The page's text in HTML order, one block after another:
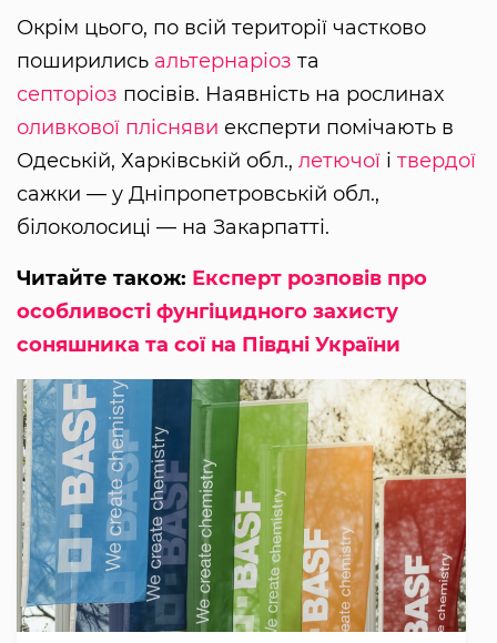
Окрім цього, по всій території частково
поширились альтернаріоз та
септоріоз посівів. Наявність на рослинах
оливкової плісняви експерти помічають в
Одеській, Харківській обл., летючої і твердої
сажки — у Дніпропетровській обл.,
білоколосиці — на Закарпатті.
Читайте також: Експерт розповів про
особливості фунгіцидного захисту
соняшника та сої на Півдні України